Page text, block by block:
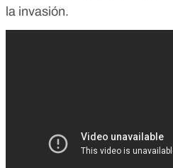
la invasión.